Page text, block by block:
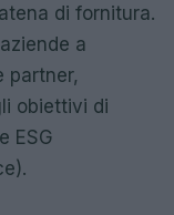
di fornitura.
a
partner,
obiettivi di
ESG